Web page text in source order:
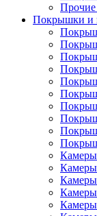
Прочие
Покрышки и